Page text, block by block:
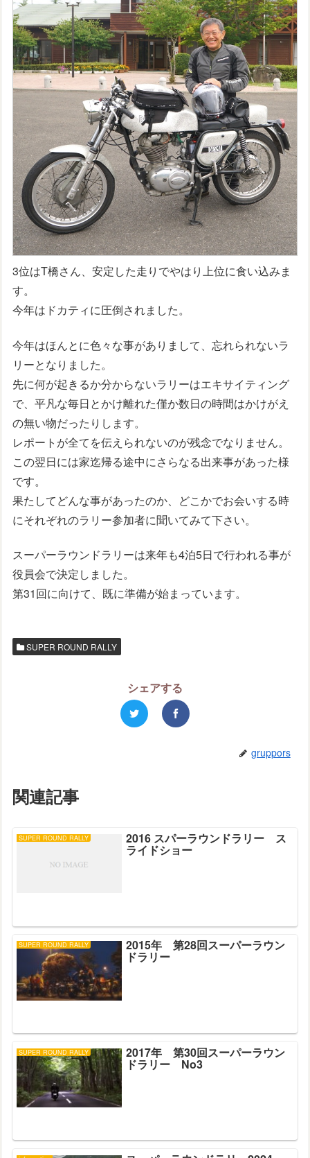
3位はT橋さん、安定した走りでやはり上位に食い込みま
す。
今年はドカティに圧倒されました。
今年はほんとに色々な事がありまして、忘れられないラ
リーとなりました。
先に何が起きるか分からないラリーはエキサイティング
で、平凡な毎日とかけ離れた僅か数日の時間はかけがえ
の無い物だったりします。
レポートが全てを伝えられないのが残念でなりません。
この翌日には家迄帰る途中にさらなる出来事があった様
です。
果たしてどんな事があったのか、どこかでお会いする時
にそれぞれのラリー参加者に聞いてみて下さい。
スーパーラウンドラリーは来年も4泊5日で行われる事が
役員会で決定しました。
第31回に向けて、既に準備が始まっています。
SUPER ROUND RALLY
シェアする
gruppors
関連記事
SUPER ROUND RALLY 2016 スパーラウンドラリー ス
ライドショー
SUPER ROUND RALLY 2015年 第28回スーパーラウン
ドラリー
SUPER ROUND RALLY 2017年 第30回スーパーラウン
ドラリー No3